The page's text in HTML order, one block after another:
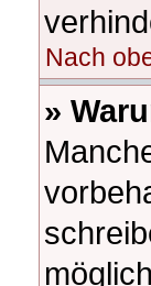
Nach
»